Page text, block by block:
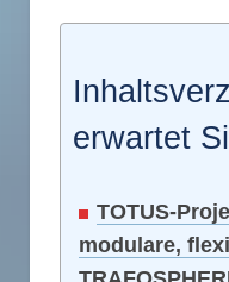
erwartet
TOTUS-
modulare,